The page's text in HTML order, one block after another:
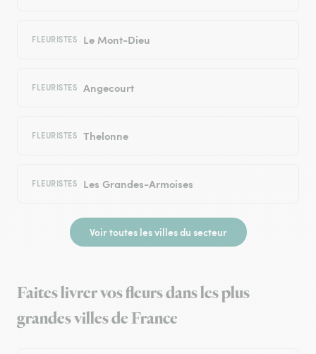
FLEURISTES Le Mont-Dieu
FLEURISTES Angecourt
FLEURISTES Thelonne
FLEURISTES Les Grandes-Armoises
Voir toutes les villes du secteur
Faites livrer vos fleurs dans les plus
grandes villes de France